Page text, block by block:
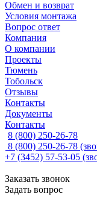
Обмен и возврат
Условия монтажа
Вопрос ответ
Компания
О компании
Проекты
Тюмень
Тобольск
Отзывы
Контакты
Документы
Контакты
8 (800) 250-26-78
8 (800) 250-26-78
+7 (3452) 57-53-05
Заказать звонок
Задать вопрос